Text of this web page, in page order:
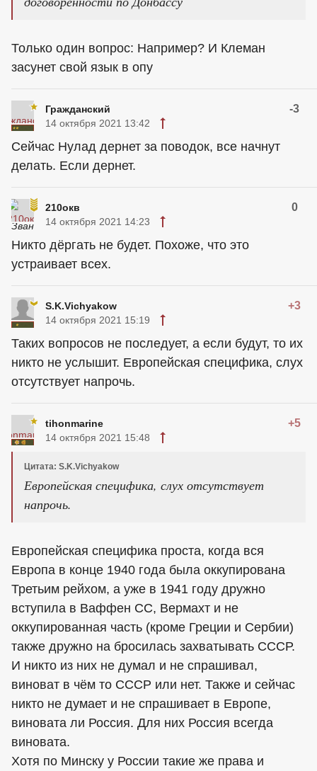
Только один вопрос: Например? И Клеман
засунет свой язык в опу
Гражданский -3
14 октября 2021 13:42
Сейчас Нулад дернет за поводок, все начнут
делать. Если дернет.
210окв 0
14 октября 2021 14:23
Никто дёргать не будет. Похоже, что это
устраивает всех.
S.K.Vichyakow +3
14 октября 2021 15:19
Таких вопросов не последует, а если будут, то их
никто не услышит. Европейская специфика, слух
отсутствует напрочь.
tihonmarine +5
14 октября 2021 15:48
Цитата: S.K.Vichyakow
Европейская специфика, слух отсутствует
напрочь.
Европейская специфика проста, когда вся
Европа в конце 1940 года была оккупирована
Третьим рейхом, а уже в 1941 году дружно
вступила в Ваффен СС, Вермахт и не
оккупированная часть (кроме Греции и Сербии)
также дружно на бросилась захватывать СССР.
И никто из них не думал и не спрашивал,
виноват в чём то СССР или нет. Также и сейчас
никто не думает и не спрашивает в Европе,
виновата ли Россия. Для них Россия всегда
виновата.
Хотя по Минску у России такие же права и